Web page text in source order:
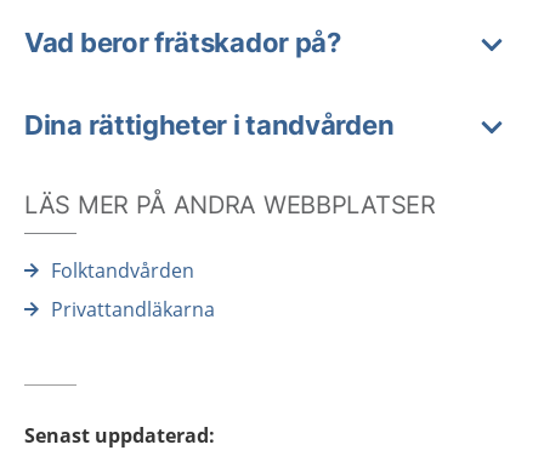
Vad beror frätskador på?
Dina rättigheter i tandvården
LÄS MER PÅ ANDRA WEBBPLATSER
Folktandvården
Privattandläkarna
Senast uppdaterad: